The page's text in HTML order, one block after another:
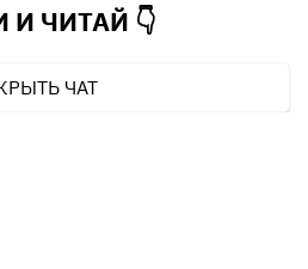
И ЧИТАЙ 👇
ЧАТ